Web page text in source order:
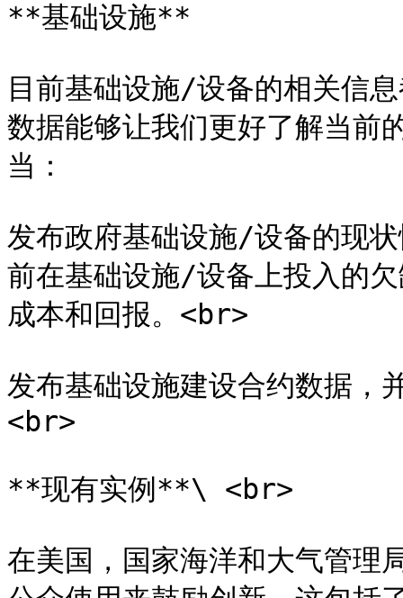
**基础设施**
目前基础设施/设备的相关信
数据能够让我们更好了解当
当：
发布政府基础设施/设备的现
前在基础设施/设备上投入的
成本和回报。<br>
发布基础设施建设合约数据
<br>
**现有实例**\ <br>
在美国，国家海洋和大气管理